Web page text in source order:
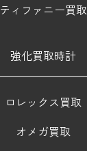
ティファニー買取
強化買取時計
ロレックス買取
オメガ買取